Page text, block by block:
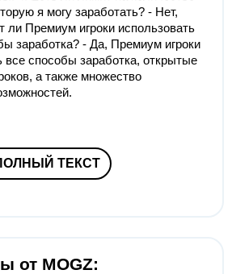
я могу заработать? - Нет,
ли Премиум игроки использовать
заработка? - Да, Премиум игроки
все способы заработка, открытые
а также множество
ТЕКСТ
от MOGZ: